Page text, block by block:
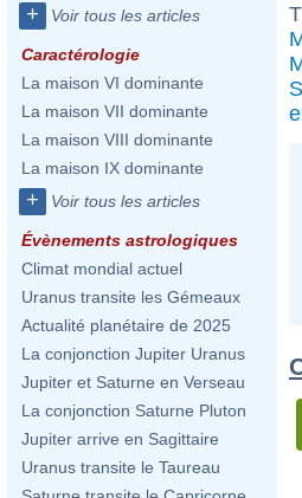
+ Voir tous les articles
Caractérologie
La maison VI dominante
La maison VII dominante
La maison VIII dominante
La maison IX dominante
+ Voir tous les articles
Évènements astrologiques
Climat mondial actuel
Uranus transite les Gémeaux
Actualité planétaire de 2025
La conjonction Jupiter Uranus
Jupiter et Saturne en Verseau
La conjonction Saturne Pluton
Jupiter arrive en Sagittaire
Uranus transite le Taureau